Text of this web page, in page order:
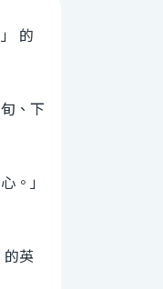
的
、下
。」
的英